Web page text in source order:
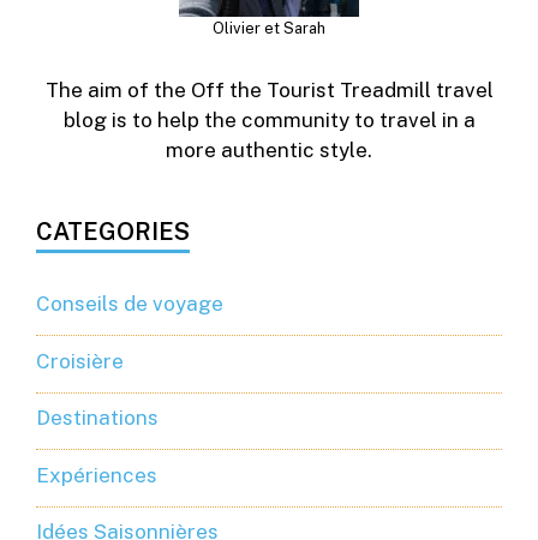
Olivier et Sarah
The aim of the Off the Tourist Treadmill travel
blog is to help the community to travel in a
more authentic style.
CATEGORIES
Conseils de voyage
Croisière
Destinations
Expériences
Idées Saisonnières